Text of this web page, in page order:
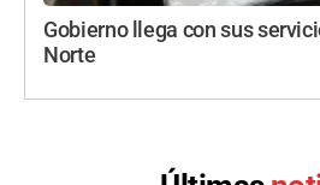
Gobierno llega con sus
Norte